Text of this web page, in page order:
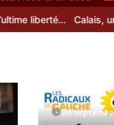
liberté… Calais, une
24